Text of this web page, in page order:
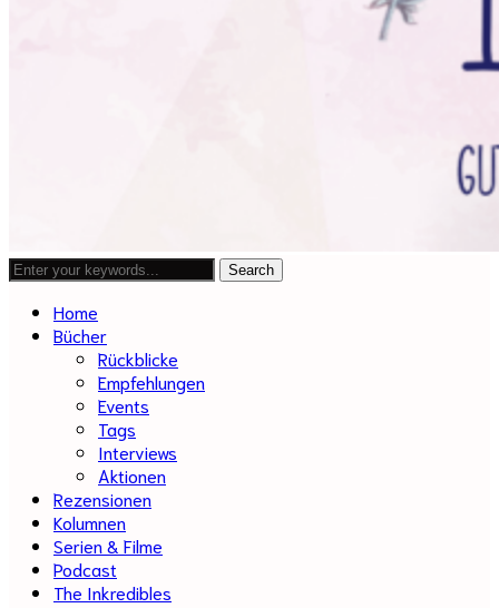
Home
Bücher
Rückblicke
Empfehlungen
Events
Tags
Interviews
Aktionen
Rezensionen
Kolumnen
Serien & Filme
Podcast
The Inkredibles